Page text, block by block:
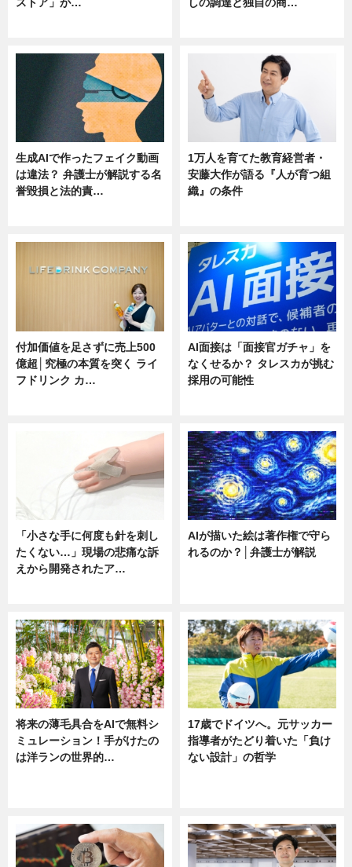
生成AIで作ったフェイク動画
は違法？ 弁護士が解説する名
誉毀損と法的責…
1万人を育てた教育経営者・
安藤大作が語る『人が育つ組
織』の条件
付加価値を足さずに売上500
億超│究極の本質を突く ライ
フドリンク カ…
AI面接は「面接官ガチャ」を
なくせるか？ タレスカが挑む
採用の可能性
「小さな手に何度も針を刺し
たくない…」現場の悲痛な訴
えから開発されたア…
AIが描いた絵は著作権で守ら
れるのか？│弁護士が解説
将来の薄毛具合をAIで無料シ
ミュレーション！手がけたの
は洋ランの世界的…
17歳でドイツへ。元サッカー
指導者がたどり着いた「負け
ない設計」の哲学